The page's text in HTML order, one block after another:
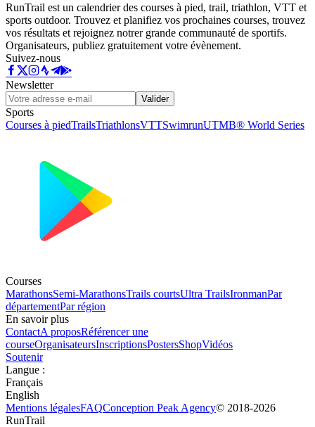
RunTrail est un calendrier des courses à pied, trail, triathlon, VTT et
sports outdoor. Trouvez et planifiez vos prochaines courses, trouvez
vos résultats et rejoignez notrer grande communauté de sportifs.
Organisateurs, publiez gratuitement votre évènement.
Suivez-nous
Newsletter
Valider
Sports
Courses à piedTrailsTriathlonsVTTSwimrunUTMB® World Series
Courses
MarathonsSemi-MarathonsTrails courtsUltra TrailsIronmanPar
départementPar région
En savoir plus
ContactA proposRéférencer une
courseOrganisateursInscriptionsPostersShopVidéos
Soutenir
Langue :
Français
English
Mentions légalesFAQConception Peak Agency© 2018-2026
RunTrail